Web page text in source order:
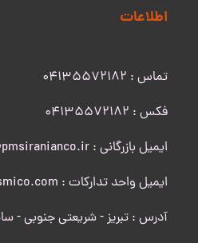
اطلاعات
تماس : 04135572182
​​​​​​​فکس : 04135572182
ایمیل بازرگانی : info@pmsiranianco.ir
ایمیل واحد تدارکات : info@psmico.com
آدرس : تبریز - شریعتی جنوبی -